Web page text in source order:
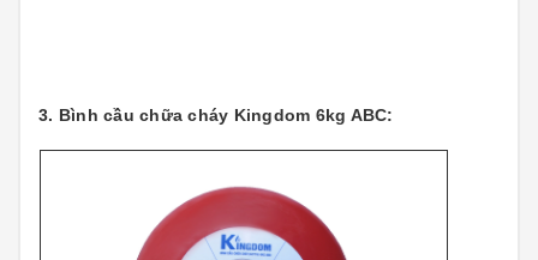
3. Bình cầu chữa cháy Kingdom 6kg ABC: